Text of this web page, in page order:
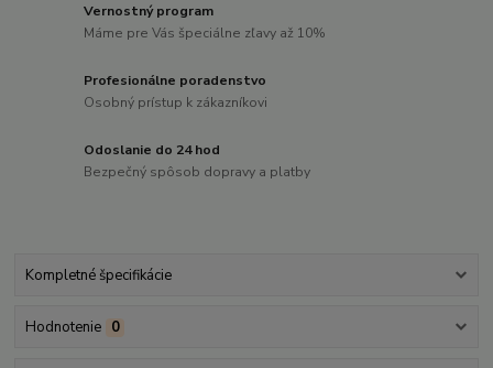
Vernostný program
Máme pre Vás špeciálne zľavy až 10%
Profesionálne poradenstvo
Osobný prístup k zákazníkovi
Odoslanie do 24 hod
Bezpečný spôsob dopravy a platby
Kompletné špecifikácie
Hodnotenie 0